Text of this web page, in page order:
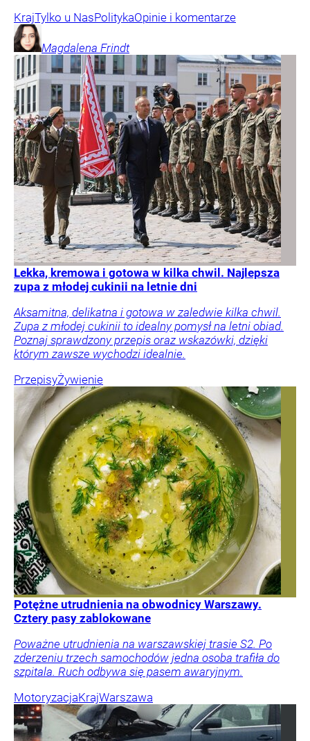
KrajTylko u NasPolitykaOpinie i komentarze
Magdalena Frindt
Lekka, kremowa i gotowa w kilka chwil. Najlepsza
zupa z młodej cukinii na letnie dni
Aksamitna, delikatna i gotowa w zaledwie kilka chwil.
Zupa z młodej cukinii to idealny pomysł na letni obiad.
Poznaj sprawdzony przepis oraz wskazówki, dzięki
którym zawsze wychodzi idealnie.
PrzepisyŻywienie
Potężne utrudnienia na obwodnicy Warszawy.
Cztery pasy zablokowane
Poważne utrudnienia na warszawskiej trasie S2. Po
zderzeniu trzech samochodów jedna osoba trafiła do
szpitala. Ruch odbywa się pasem awaryjnym.
MotoryzacjaKrajWarszawa